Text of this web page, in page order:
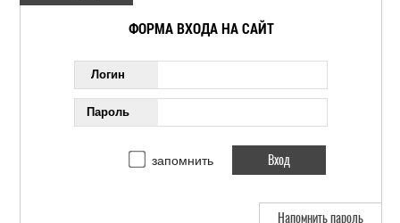
ФОРМА ВХОДА НА САЙТ
Логин
Пароль
запомнить
Напомнить пароль